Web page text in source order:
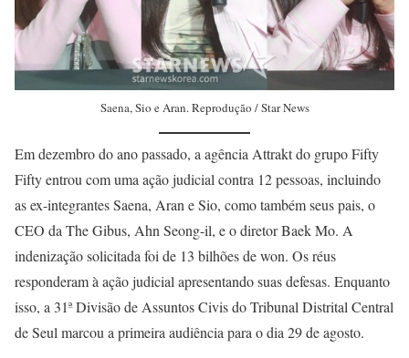
Saena, Sio e Aran. Reprodução / Star News
Em dezembro do ano passado, a agência Attrakt do grupo Fifty
Fifty entrou com uma ação judicial contra 12 pessoas, incluindo
as ex-integrantes Saena, Aran e Sio, como também seus pais, o
CEO da The Gibus, Ahn Seong-il, e o diretor Baek Mo. A
indenização solicitada foi de 13 bilhões de won. Os réus
responderam à ação judicial apresentando suas defesas. Enquanto
isso, a 31ª Divisão de Assuntos Civis do Tribunal Distrital Central
de Seul marcou a primeira audiência para o dia 29 de agosto.